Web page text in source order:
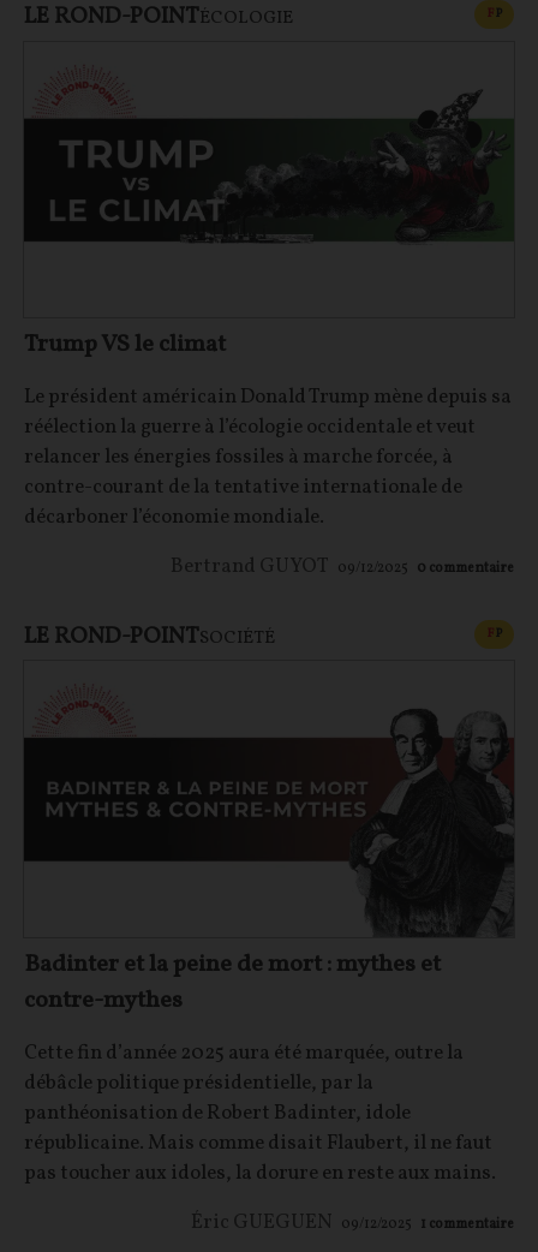
LE ROND-POINTÉCOLOGIE FP
Trump VS le climat
Le président américain Donald Trump mène depuis sa
réélection la guerre à l’écologie occidentale et veut
relancer les énergies fossiles à marche forcée, à
contre-courant de la tentative internationale de
décarboner l’économie mondiale.
Bertrand GUYOT 09/12/2025 0 commentaire
LE ROND-POINTSOCIÉTÉ FP
Badinter et la peine de mort : mythes et
contre-mythes
Cette fin d’année 2025 aura été marquée, outre la
débâcle politique présidentielle, par la
panthéonisation de Robert Badinter, idole
républicaine. Mais comme disait Flaubert, il ne faut
pas toucher aux idoles, la dorure en reste aux mains.
Éric GUEGUEN 09/12/2025 1 commentaire